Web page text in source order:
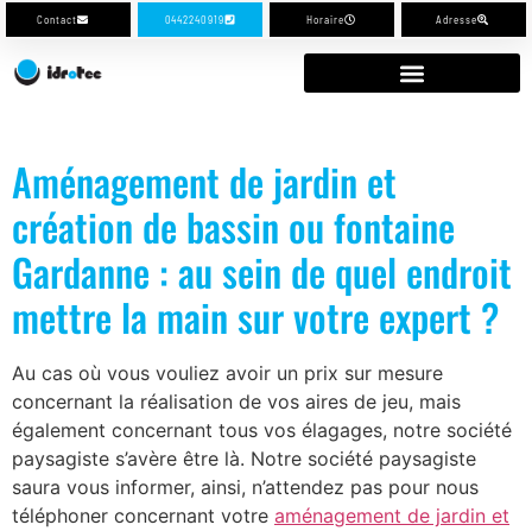
Contact 0442240919 Horaire Adresse
Aménagement de jardin et
création de bassin ou fontaine
Gardanne : au sein de quel endroit
mettre la main sur votre expert ?
Au cas où vous vouliez avoir un prix sur mesure
concernant la réalisation de vos aires de jeu, mais
également concernant tous vos élagages, notre société
paysagiste s’avère être là. Notre société paysagiste
saura vous informer, ainsi, n’attendez pas pour nous
téléphoner concernant votre aménagement de jardin et